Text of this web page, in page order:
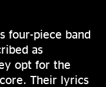
four-piece band
as
opt for the
Their lyrics